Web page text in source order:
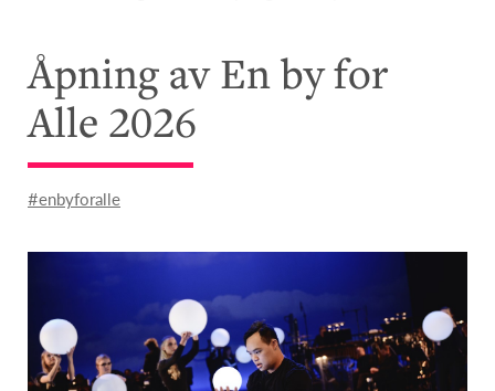
Åpning av En by for
Alle 2026
#enbyforalle